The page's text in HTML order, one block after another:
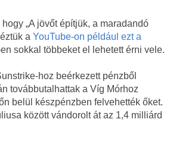
„A jövőt építjük, a maradandó
a YouTube-on például ezt a
sokkal többeket el lehetett érni vele.
hoz beérkezett pénzből
továbbutalhattak a Víg Mórhoz
belül készpénzben felvehették őket.
között vándorolt át az 1,4 milliárd